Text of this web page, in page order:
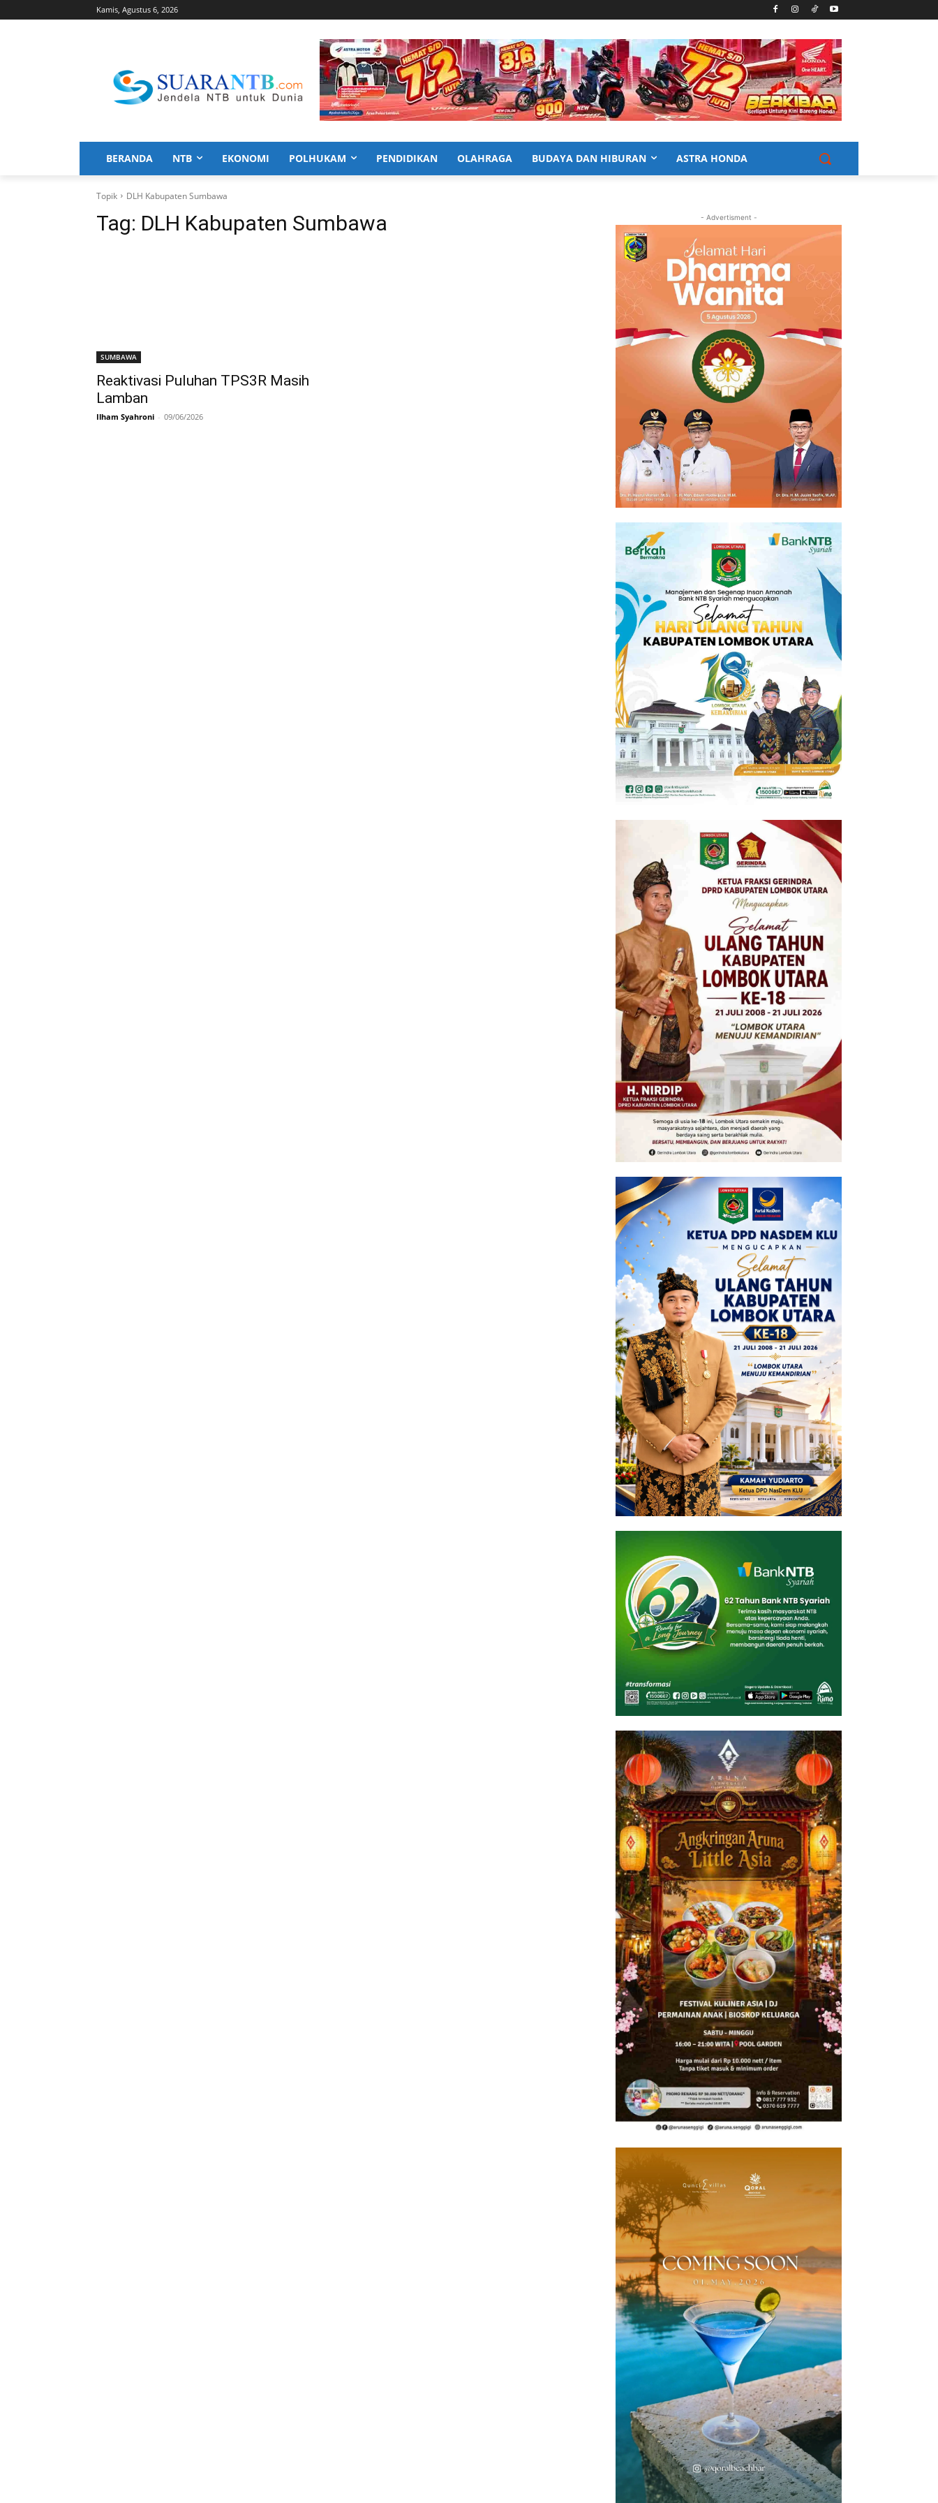
Kamis, Agustus 6, 2026
BERANDA NTB EKONOMI POLHUKAM PENDIDIKAN OLAHRAGA BUDAYA DAN HIBURAN ASTRA HONDA
Topik DLH Kabupaten Sumbawa
Tag: DLH Kabupaten Sumbawa
SUMBAWA
Reaktivasi Puluhan TPS3R Masih
Lamban
Ilham Syahroni - 09/06/2026
- Advertisment -